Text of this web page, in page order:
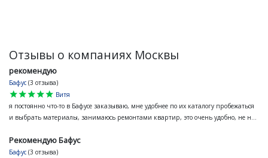
Отзывы о компаниях Москвы
рекомендую
Бафус (3 отзыва)
star
star
star
star
star
Витя
я постоянно что-то в Бафусе заказываю, мне удобнее по их каталогу пробежаться
и выбрать материалы, занимаюсь ремонтами квартир, это очень удобно, не н...
Рекомендую Бафус
Бафус (3 отзыва)